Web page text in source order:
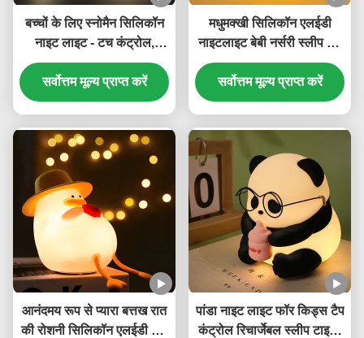
बच्चों के लिए स्नोमैन सिलिकॉन
नाइट लाइट - टच कंट्रोल,
रिचार्जेबल एलईडी
सर्वोत्तम मूल्य प्राप्त करें
मधुमक्खी सिलिकॉन एलईडी
नाइटलाइट बेबी नर्सरी स्लीप लैंप
टाइमर के साथ बच्चे के लिए बच्चे
लड़कियों लड़कों बच्चों क्रिसमस
बच्चों उपहार
सर्वोत्तम मूल्य प्राप्त करें
आनंदमय रूप से प्यारा बत्तख रात
की रोशनी सिलिकॉन एलईडी रात
पांडा नाइट लाइट फॉर किड्स टैप
कंट्रोल रिचार्जेबल स्लीप टाइमर